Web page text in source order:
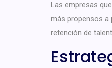
Las empresas
más propensos a
retención de